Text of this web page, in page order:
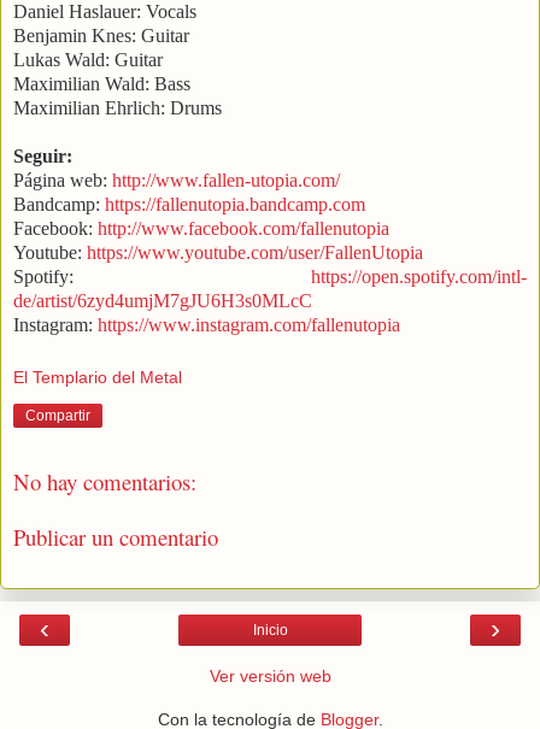
Daniel Haslauer: Vocals
Benjamin Knes: Guitar
Lukas Wald: Guitar
Maximilian Wald: Bass
Maximilian Ehrlich: Drums
Seguir:
Página web: http://www.fallen-utopia.com/
Bandcamp: https://fallenutopia.bandcamp.com
Facebook: http://www.facebook.com/fallenutopia
Youtube: https://www.youtube.com/user/FallenUtopia
Spotify: https://open.spotify.com/intl-
de/artist/6zyd4umjM7gJU6H3s0MLcC
Instagram: https://www.instagram.com/fallenutopia
El Templario del Metal
Compartir
No hay comentarios:
Publicar un comentario
‹ ›
Inicio
Ver versión web
Con la tecnología de Blogger.